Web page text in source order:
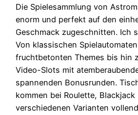
Die Spielesammlung von
enorm und perfekt auf den
Geschmack zugeschnitten. Ich
Von klassischen
fruchtbetonten Themes bis hin
Video-Slots mit
spannenden Bonusrunden.
kommen bei Roulette,
verschiedenen Varianten